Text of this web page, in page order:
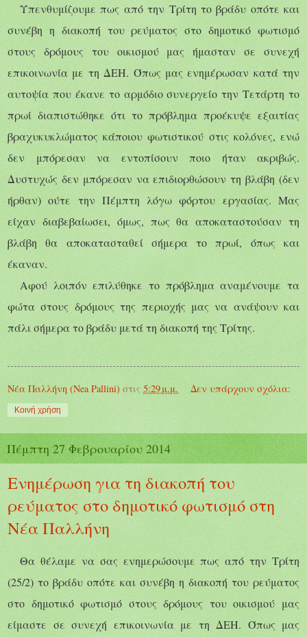
Υπενθυμίζουμε πως από την Τρίτη το βράδυ οπότε και
συνέβη η διακοπή του ρεύματος στο δημοτικό φωτισμό
στους δρόμους του οικισμού μας ήμασταν σε συνεχή
επικοινωνία με τη ΔΕΗ. Όπως μας ενημέρωσαν κατά την
αυτοψία που έκανε το αρμόδιο συνεργείο την Τετάρτη το
πρωί διαπιστώθηκε ότι το πρόβλημα προέκυψε εξαιτίας
βραχυκυκλώματος κάποιου φωτιστικού στις κολόνες, ενώ
δεν μπόρεσαν να εντοπίσουν ποιο ήταν ακριβώς.
Δυστυχώς δεν μπόρεσαν να επιδιορθώσουν τη βλάβη (δεν
ήρθαν) ούτε την Πέμπτη λόγω φόρτου εργασίας. Μας
είχαν διαβεβαίωσει, όμως, πως θα αποκαταστούσαν τη
βλάβη θα αποκατασταθεί σήμερα το πρωί, όπως και
έκαναν.
Αφού λοιπόν επιλύθηκε το πρόβλημα αναμένουμε τα
φώτα στους δρόμους της περιοχής μαςνα ανάψουν και
πάλι σήμερα το βράδυ μετά τη διακοπή της Τρίτης.
Νέα Παλλήνη (Nea Pallini) στις 5:29 μ.μ. Δεν υπάρχουν σχόλια:
Κοινή χρήση
Πέμπτη 27 Φεβρουαρίου 2014
Ενημέρωση για τη διακοπή του
ρεύματος στο δημοτικό φωτισμό στη
Νέα Παλλήνη
Θα θέλαμε να σας ενημερώσουμε πως από την Τρίτη
(25/2) το βράδυ οπότε και συνέβη η διακοπή του ρεύματος
στο δημοτικό φωτισμό στους δρόμους του οικισμού μας
είμαστε σε συνεχή επικοινωνία με τη ΔΕΗ. Όπως μας